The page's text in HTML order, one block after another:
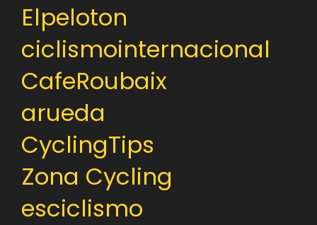
Elpeloton
ciclismointernacional
CafeRoubaix
arueda
CyclingTips
Zona Cycling
esciclismo